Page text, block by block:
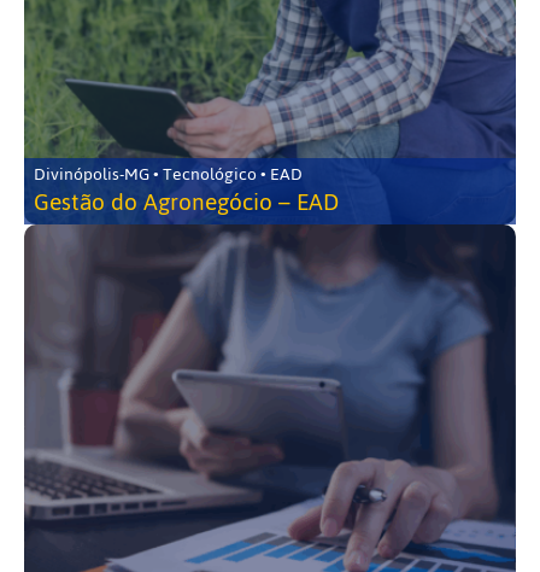
Divinópolis-MG • Tecnológico • EAD
Gestão do Agronegócio – EAD